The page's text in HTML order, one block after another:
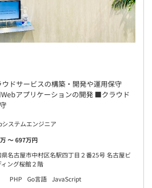
ウドサービスの構築・開発や運用保守
アプリケーションの開発 ■クラウド
システムエンジニア
〜 697万円
県名古屋市中村区名駅四丁目２番25号 名古屋ビ
ィング桜館２階
PHP Go言語 JavaScript